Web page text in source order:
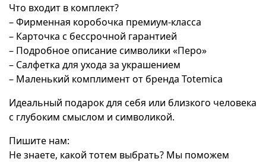
Что входит в комплект?
– Фирменная коробочка премиум-класса
– Карточка с бессрочной гарантией
– Подробное описание символики «Перо»
– Салфетка для ухода за украшением
– Маленький комплимент от бренда Totemica
Идеальный подарок для себя или близкого человека
с глубоким смыслом и символикой.
Пишите нам:
Не знаете, какой тотем выбрать? Мы поможем